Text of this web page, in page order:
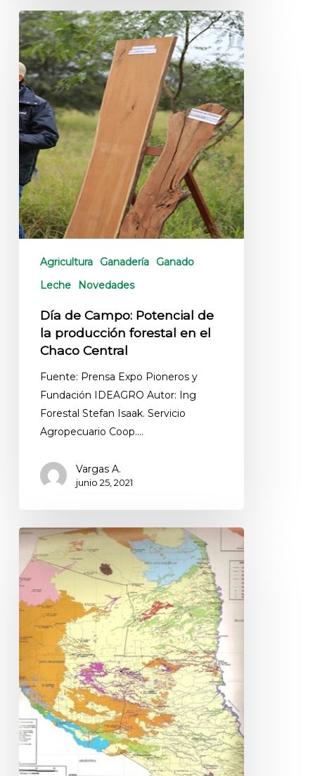
Agricultura Ganadería
Ganado
Leche
Novedades
Día de Campo: Potencial de
la producción forestal en el
Chaco Central
Fuente: Prensa Expo Pioneros y
Fundación IDEAGRO Autor: Ing
Forestal Stefan Isaak. Servicio
Agropecuario Coop.…
Vargas A.
junio 25, 2021